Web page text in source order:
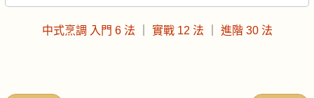
中式烹調 入門 6 法 實戰 12 法 進階 30 法